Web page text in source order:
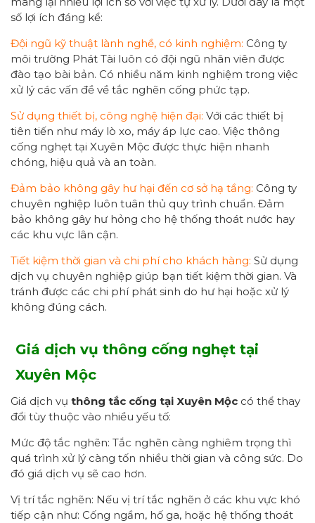
số lợi ích đáng kể:
Đội ngũ kỹ thuật lành nghề, có kinh nghiệm: Công ty
môi trường Phát Tài luôn có đội ngũ nhân viên được
đào tạo bài bản. Có nhiều năm kinh nghiệm trong việc
xử lý các vấn đề về tắc nghẽn cống phức tạp.
Sử dụng thiết bị, công nghệ hiện đại: Với các thiết bị
tiên tiến như máy lò xo, máy áp lực cao. Việc thông
cống nghẹt tại Xuyên Mộc được thực hiện nhanh
chóng, hiệu quả và an toàn.
Đảm bảo không gây hư hại đến cơ sở hạ tầng: Công ty
chuyên nghiệp luôn tuân thủ quy trình chuẩn. Đảm
bảo không gây hư hỏng cho hệ thống thoát nước hay
các khu vực lân cận.
Tiết kiệm thời gian và chi phí cho khách hàng: Sử dụng
dịch vụ chuyên nghiệp giúp bạn tiết kiệm thời gian. Và
tránh được các chi phí phát sinh do hư hại hoặc xử lý
không đúng cách.
Giá dịch vụ thông cống nghẹt tại
Xuyên Mộc
Giá dịch vụ thông tắc cống tại Xuyên Mộc có thể thay
đổi tùy thuộc vào nhiều yếu tố:
Mức độ tắc nghẽn: Tắc nghẽn càng nghiêm trọng thì
quá trình xử lý càng tốn nhiều thời gian và công sức. Do
đó giá dịch vụ sẽ cao hơn.
Vị trí tắc nghẽn: Nếu vị trí tắc nghẽn ở các khu vực khó
tiếp cận như: Cống ngầm, hố ga, hoặc hệ thống thoát